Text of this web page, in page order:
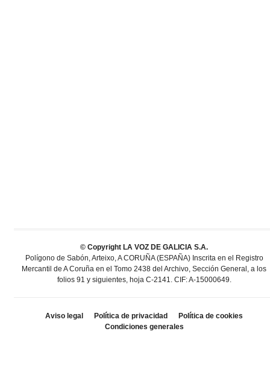
© Copyright LA VOZ DE GALICIA S.A.
Polígono de Sabón, Arteixo, A CORUÑA (ESPAÑA) Inscrita en el Registro
Mercantil de A Coruña en el Tomo 2438 del Archivo, Sección General, a los
folios 91 y siguientes, hoja C-2141. CIF: A-15000649.
Aviso legal Política de privacidad
Política de cookies
Condiciones generales